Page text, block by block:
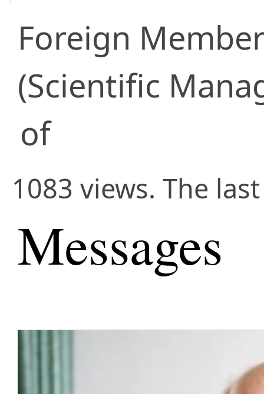
Foreign
(Scientific
of
1083 views. The
Messages